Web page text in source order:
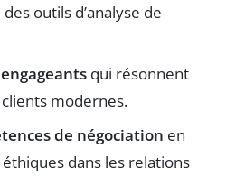
outils d’analyse de
qui résonnent
modernes.
de négociation en
dans les relations